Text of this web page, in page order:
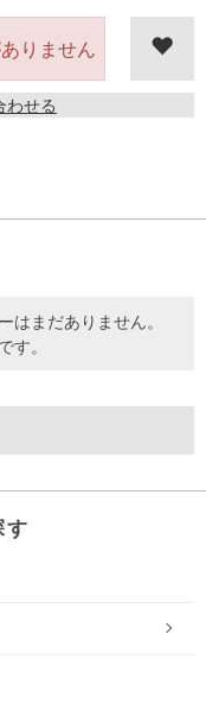
りません
わせる
はまだありません。
す。
す